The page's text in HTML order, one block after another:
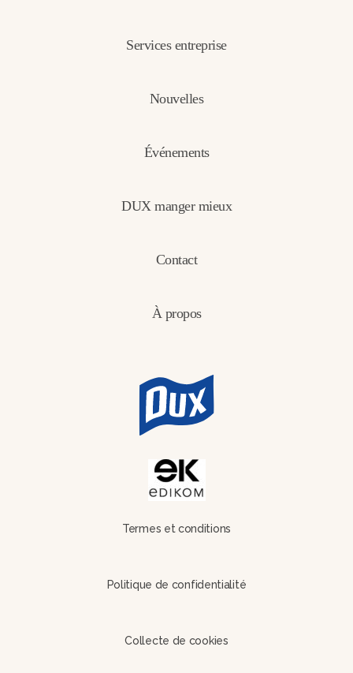
Services entreprise
Nouvelles
Événements
DUX manger mieux
Contact
À propos
Termes et conditions
Politique de confidentialité
Collecte de cookies